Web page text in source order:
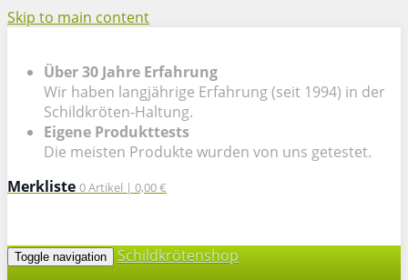
Skip to main content
Über 30 Jahre Erfahrung
Wir haben langjährige Erfahrung (seit 1994) in der
Schildkröten-Haltung.
Eigene Produkttests
Die meisten Produkte wurden von uns getestet.
Merkliste 0Artikel | 0,00 €
Toggle navigation
Schildkrötenshop